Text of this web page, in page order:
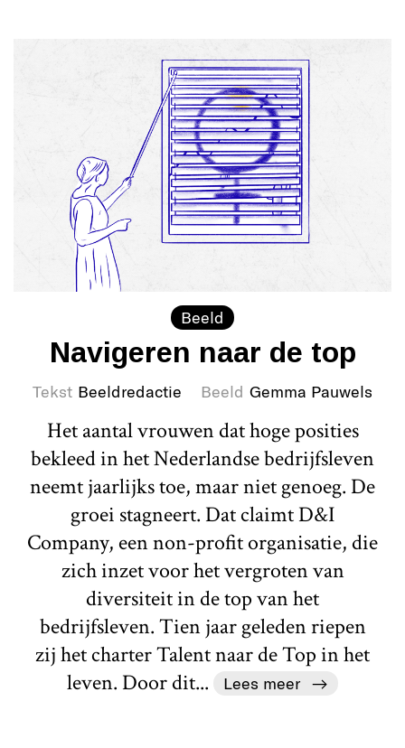
Beeld
Navigeren naar de top
Tekst Beeldredactie Beeld Gemma Pauwels
Het aantal vrouwen dat hoge posities
bekleed in het Nederlandse bedrijfsleven
neemt jaarlijks toe, maar niet genoeg. De
groei stagneert. Dat claimt D&I
Company, een non-profit organisatie, die
zich inzet voor het vergroten van
diversiteit in de top van het
bedrijfsleven. Tien jaar geleden riepen
zij het charter Talent naar de Top in het
leven. Door dit...
Lees meer